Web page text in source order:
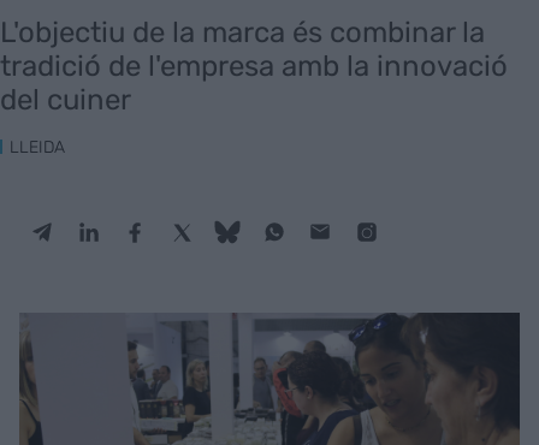
L'objectiu de la marca és combinar la
tradició de l'empresa amb la innovació
del cuiner
LLEIDA